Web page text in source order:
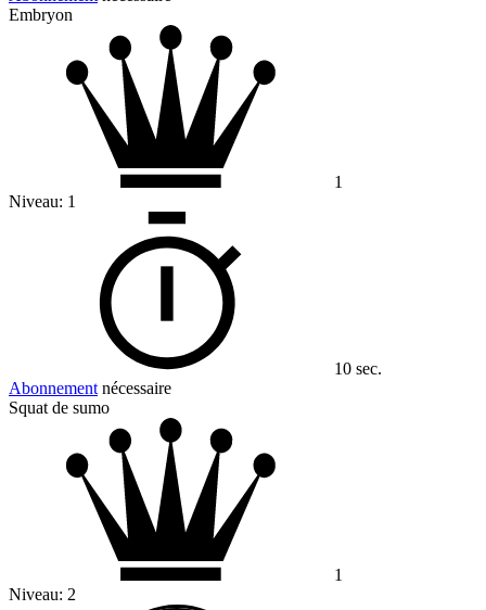
Embryon
1
Niveau: 1
10 sec.
Abonnement nécessaire
Squat de sumo
1
Niveau: 2